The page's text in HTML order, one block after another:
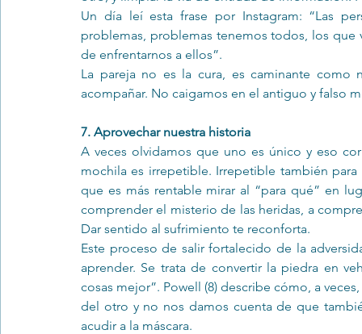
Un día leí esta frase por Instagram: “Las
problemas, problemas tenemos todos, los
de enfrentarnos a ellos”.
La pareja no es la cura, es caminante como
acompañar. No caigamos en el antiguo y falso
7. Aprovechar nuestra historia
A veces olvidamos que uno es único y eso
mochila es irrepetible. Irrepetible también
que es más rentable mirar al “para qué” en
comprender el misterio de las heridas, a
Dar sentido al sufrimiento te reconforta.
Este proceso de salir fortalecido de la
aprender. Se trata de convertir la piedra en
cosas mejor”. Powell (8) describe cómo, a
del otro y no nos damos cuenta de que
acudir a la máscara.